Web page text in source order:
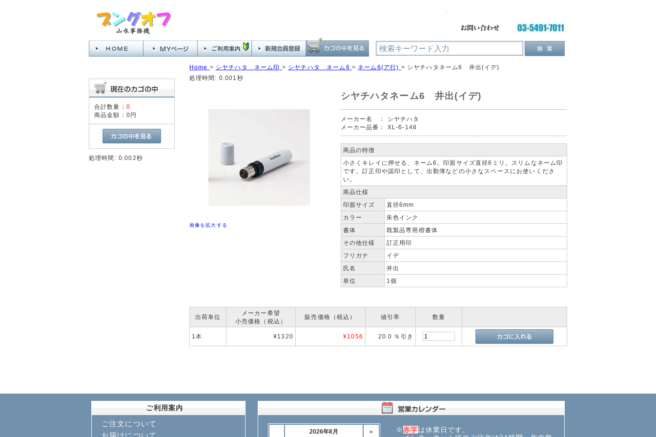
合計数量： 0
商品金額： 0円
処理時間: 0.002秒
Home > シヤチハタ ネーム印 > シヤチハタ ネーム6 > ネーム6(ア行) > シヤチハタネーム6 井出(イデ)
処理時間: 0.001秒
画像を拡大する
シヤチハタネーム6 井出(イデ)
メーカー名 ：
シヤチハタ
メーカー品番：
XL-6-148
商品の特徴
小さくキレイに押せる、ネーム6。印面サイズ直径6ミリ。スリムなネーム印
です。訂正印や認印として、出勤簿などの小さなスペースにお使いくださ
い。
商品仕様
印面サイズ
直径6mm
カラー
朱色インク
書体
既製品専用楷書体
その他仕様
訂正用印
フリガナ
イデ
氏名
井出
単位
1個
出荷単位
メーカー希望
小売価格（税込）
販売価格（税込） 値引率 数量
1本 ¥1320 ¥1056 20.0 ％引き
ご利用案内
ご注文について
お届けについて
※赤字は休業日です。